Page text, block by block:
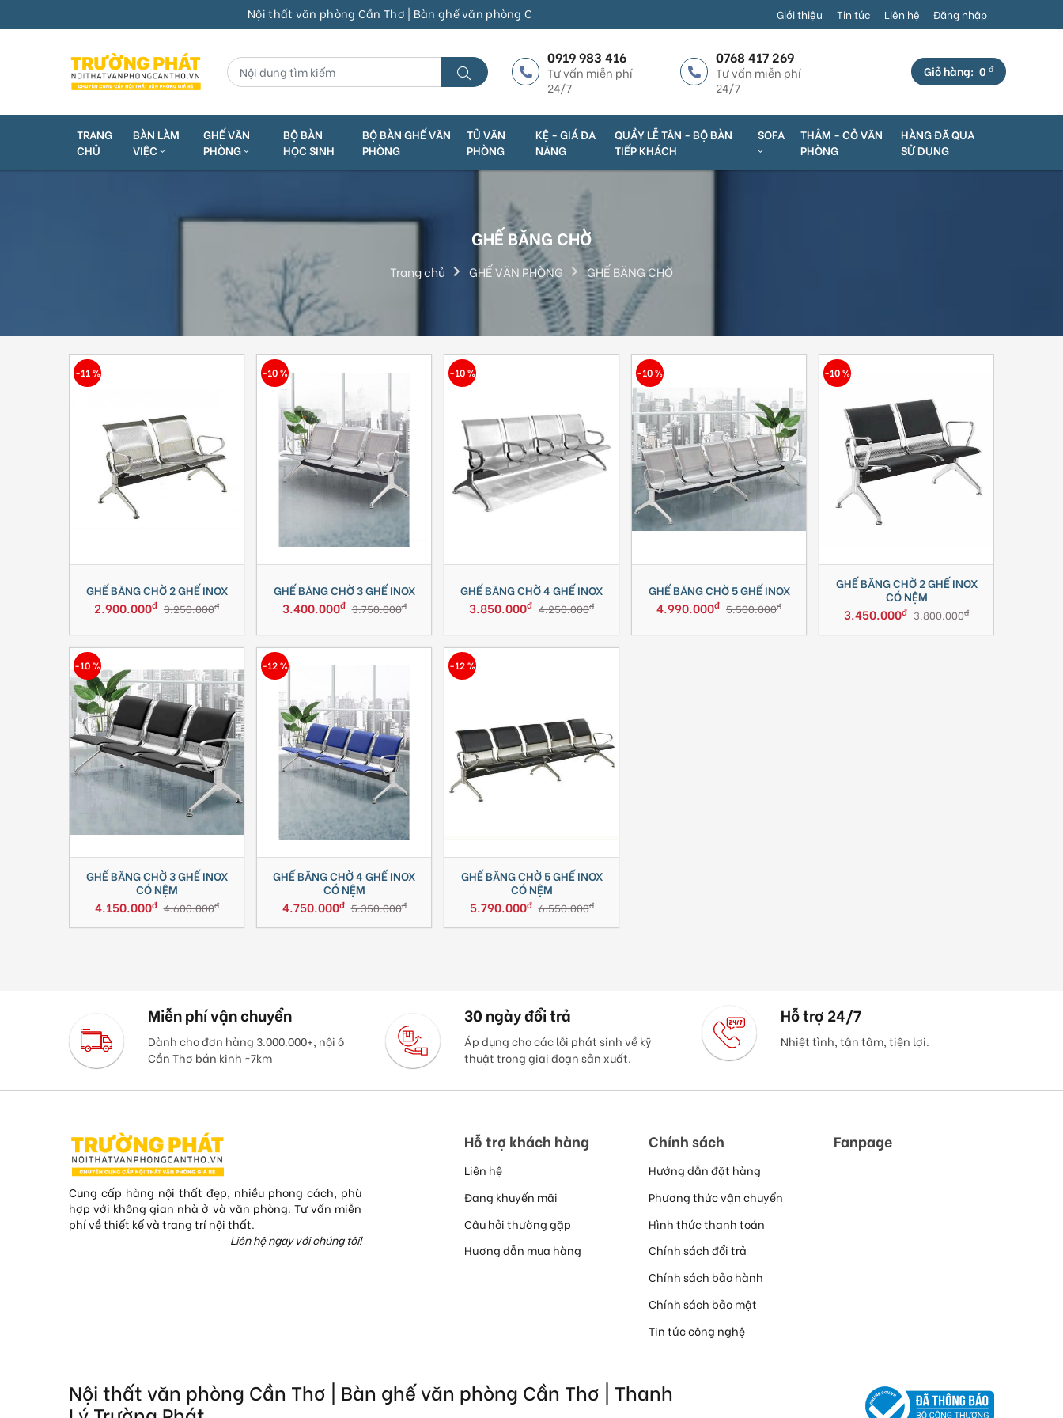
Nội thất văn phòng Cần Thơ | Bàn ghế văn phòng Cần Thơ | Thanh Lý Trường Phát | Địa chỉ 1: Số 325 Võ Văn Kiệt, P. An Thới, Q. Bình Thủy, TP. Cần Thơ
Giới thiệu Tin tức Liên hệ Đăng nhập
0919 983 416
Tư vấn miễn phí
24/7
0768 417 269
Tư vấn miễn phí
24/7
Giỏ hàng: 0 đ
TRANG
CHỦ
BÀN LÀM
VIỆC
GHẾ VĂN
PHÒNG
BỘ BÀN
HỌC SINH
BỘ BÀN GHẾ VĂN
PHÒNG
TỦ VĂN
PHÒNG
KỆ - GIÁ ĐA
NĂNG
QUẦY LỄ TÂN - BỘ BÀN
TIẾP KHÁCH
SOFA
THẢM - CỎ VĂN
PHÒNG
HÀNG ĐÃ QUA
SỬ DỤNG
GHẾ BĂNG CHỜ
Trang chủ GHẾ VĂN PHÒNG GHẾ BĂNG CHỜ
-11 %
GHẾ BĂNG CHỜ 2 GHẾ INOX
2.900.000đ 3.250.000đ
-10 %
GHẾ BĂNG CHỜ 3 GHẾ INOX
3.400.000đ 3.750.000đ
-10 %
GHẾ BĂNG CHỜ 4 GHẾ INOX
3.850.000đ 4.250.000đ
-10 %
GHẾ BĂNG CHỜ 5 GHẾ INOX
4.990.000đ 5.500.000đ
-10 %
GHẾ BĂNG CHỜ 2 GHẾ INOX
CÓ NỆM
3.450.000đ 3.800.000đ
-10 %
GHẾ BĂNG CHỜ 3 GHẾ INOX
CÓ NỆM
4.150.000đ 4.600.000đ
-12 %
GHẾ BĂNG CHỜ 4 GHẾ INOX
CÓ NỆM
4.750.000đ 5.350.000đ
-12 %
GHẾ BĂNG CHỜ 5 GHẾ INOX
CÓ NỆM
5.790.000đ 6.550.000đ
Miễn phí vận chuyển
Dành cho đơn hàng 3.000.000+, nội ô
Cần Thơ bán kinh ~7km
30 ngày đổi trả
Áp dụng cho các lỗi phát sinh về kỹ
thuật trong giai đoạn sản xuất.
Hỗ trợ 24/7
Nhiệt tình, tận tâm, tiện lợi.
Cung cấp hàng nội thất đẹp, nhiều phong cách, phù
hợp với không gian nhà ở và văn phòng. Tư vấn miễn
phí về thiết kế và trang trí nội thất.
Liên hệ ngay với chúng tôi!
Hỗ trợ khách hàng
Liên hệ
Đang khuyến mãi
Câu hỏi thường gặp
Hương dẫn mua hàng
Chính sách
Hướng dẫn đặt hàng
Phương thức vận chuyển
Hình thức thanh toán
Chính sách đổi trả
Chính sách bảo hành
Chính sách bảo mật
Tin tức công nghệ
Fanpage
Nội thất văn phòng Cần Thơ | Bàn ghế văn phòng Cần Thơ | Thanh